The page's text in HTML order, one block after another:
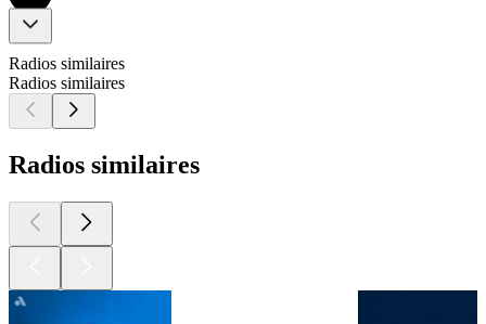
Radios similaires
Radios similaires
Radios similaires